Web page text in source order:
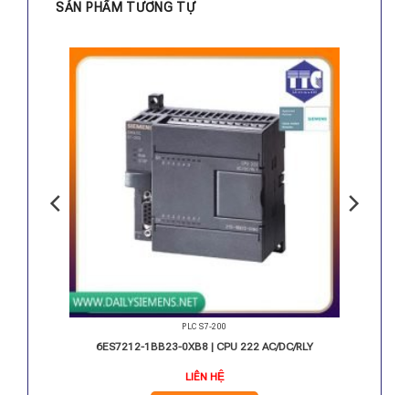
SẢN PHẨM TƯƠNG TỰ
PLC S7-200
6ES7212-1BB23-0XB8 | CPU 222 AC/DC/RLY
LIÊN HỆ